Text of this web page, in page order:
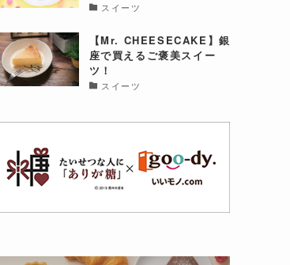
スイーツ
【Mr. CHEESECAKE】銀
座で買えるご褒美スイー
ツ！
スイーツ